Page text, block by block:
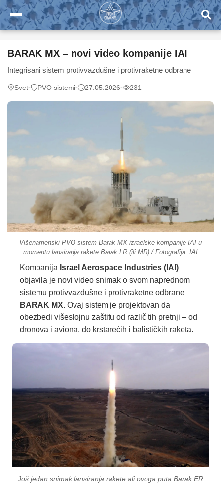
BARAK MX – novi video kompanije IAI
Integrisani sistem protivvazdušne i protivraketne odbrane
Svet• PVO sistemi• 27.05.2026• 231
0
Višenamenski PVO sistem Barak MX izraelske kompanije IAI u
momentu lansiranja rakete Barak LR (ili MR) / Fotografija: IAI
Kompanija Israel Aerospace Industries (IAI)
objavila je novi video snimak o svom naprednom
sistemu protivvazdušne i protivraketne odbrane
BARAK MX. Ovaj sistem je projektovan da
obezbedi višeslojnu zaštitu od različitih pretnji – od
dronova i aviona, do krstarećih i balističkih raketa.
Još jedan snimak lansiranja rakete ali ovoga puta Barak ER